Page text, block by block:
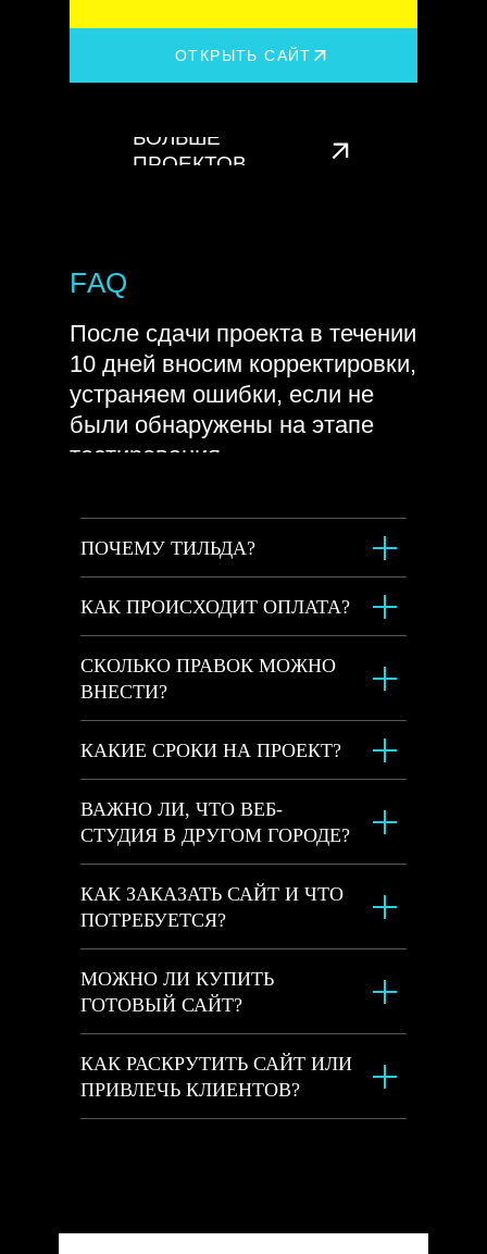
ОТКРЫТЬ САЙТ
БОЛЬШЕ
ПРОЕКТОВ
FAQ
После сдачи проекта в течении
10 дней вносим корректировки,
устраняем ошибки, если не
были обнаружены на этапе
тестирования
ПОЧЕМУ ТИЛЬДА?
КАК ПРОИСХОДИТ ОПЛАТА?
СКОЛЬКО ПРАВОК МОЖНО
ВНЕСТИ?
КАКИЕ СРОКИ НА ПРОЕКТ?
ВАЖНО ЛИ, ЧТО ВЕБ-
СТУДИЯ В ДРУГОМ ГОРОДЕ?
КАК ЗАКАЗАТЬ САЙТ И ЧТО
ПОТРЕБУЕТСЯ?
МОЖНО ЛИ КУПИТЬ
ГОТОВЫЙ САЙТ?
КАК РАСКРУТИТЬ САЙТ ИЛИ
ПРИВЛЕЧЬ КЛИЕНТОВ?